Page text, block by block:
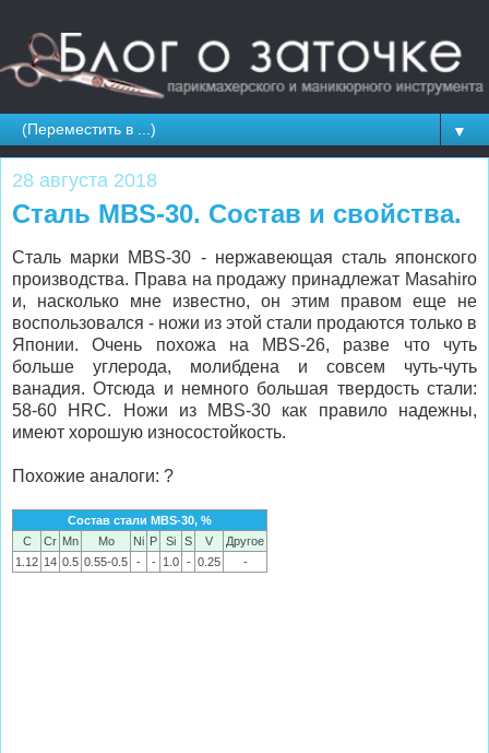
▼
28 августа 2018
Сталь MBS-30. Состав и свойства.
Сталь марки MBS-30 - нержавеющая сталь японского
производства. Права на продажу принадлежат Masahiro
и, насколько мне известно, он этим правом еще не
воспользовался - ножи из этой стали продаются только в
Японии. Очень похожа на MBS-26, разве что чуть
больше углерода, молибдена и совсем чуть-чуть
ванадия. Отсюда и немного большая твердость стали:
58-60 HRC. Ножи из MBS-30 как правило надежны,
имеют хорошую износостойкость.
Похожие аналоги: ?
Состав стали MBS-30, %
C
Cr Mn Mo Ni P Si S V
Другое
1.12 14 0.5 0.55-0.5 - - 1.0 - 0.25 -